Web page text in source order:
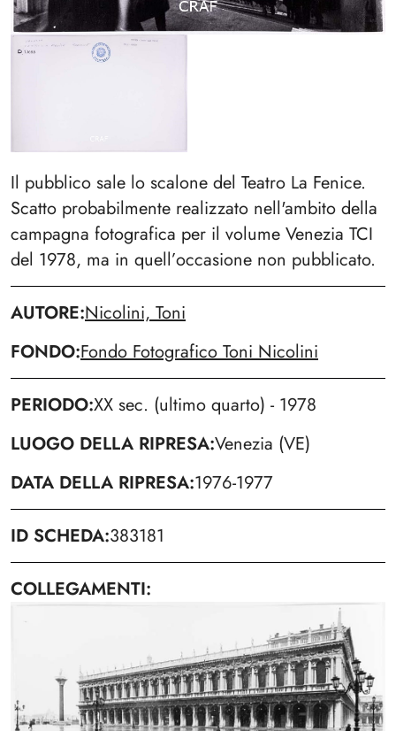
Il pubblico sale lo scalone del Teatro La Fenice.
Scatto probabilmente realizzato nell'ambito della
campagna fotografica per il volume Venezia TCI
del 1978, ma in quell’occasione non pubblicato.
AUTORE Nicolini, Toni
FONDO Fondo Fotografico Toni Nicolini
PERIODO XX sec. (ultimo quarto) - 1978
LUOGO DELLA RIPRESA Venezia (VE)
DATA DELLA RIPRESA 1976-1977
ID SCHEDA 383181
COLLEGAMENTI